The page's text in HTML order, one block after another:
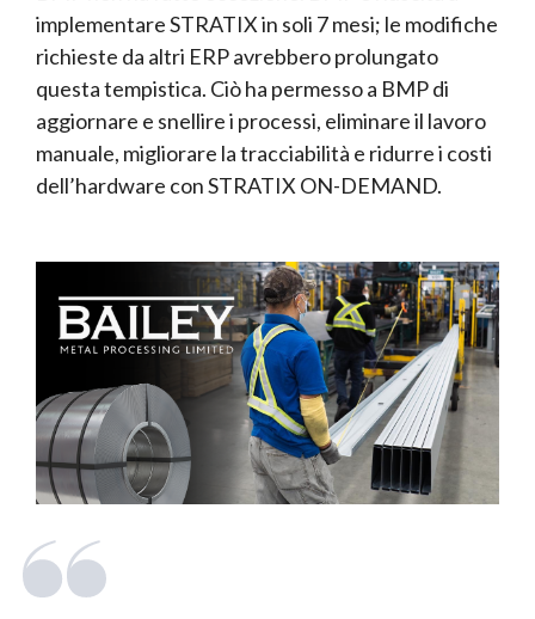
implementare STRATIX in soli 7 mesi; le modifiche
richieste da altri ERP avrebbero prolungato
questa tempistica. Ciò ha permesso a BMP di
aggiornare e snellire i processi, eliminare il lavoro
manuale, migliorare la tracciabilità e ridurre i costi
dell’hardware con STRATIX ON-DEMAND.